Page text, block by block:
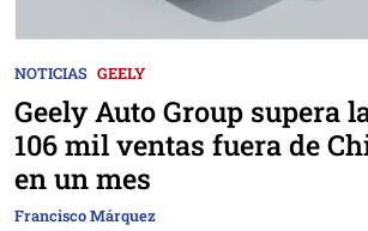
NOTICIAS GEELY
Geely Auto Group supera
106 mil ventas fuera de
en un mes
Francisco Márquez